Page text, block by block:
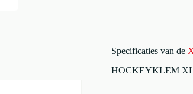
Specificaties van de
HOCKEYKLEM